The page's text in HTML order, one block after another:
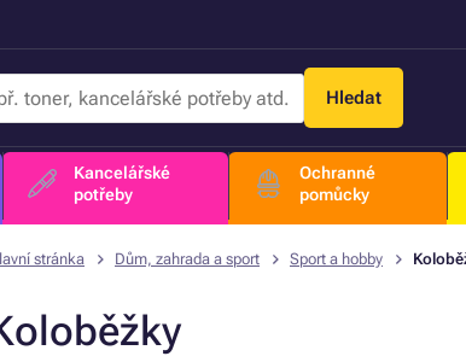
Hledat
Kancelářské
potřeby
Ochranné
pomůcky
stránka Dům, zahrada a sport Sport a hobby